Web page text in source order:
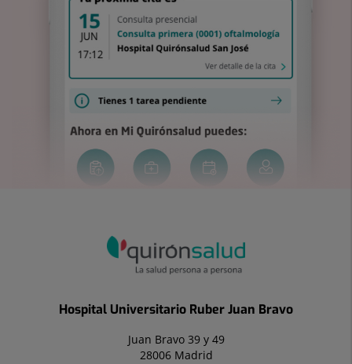
Hospital Universitario Ruber Juan Bravo
Juan Bravo 39 y 49
28006 Madrid